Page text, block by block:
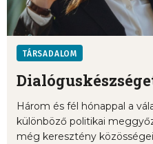
TÁRSADALOM
Három és fél hónappal a
különböző politikai
még keresztény